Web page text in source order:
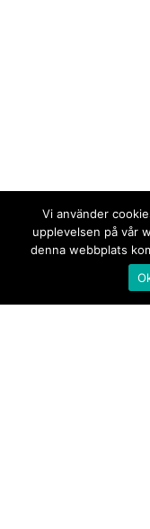
Vi använder
upplevelsen på vår
denna webbplats